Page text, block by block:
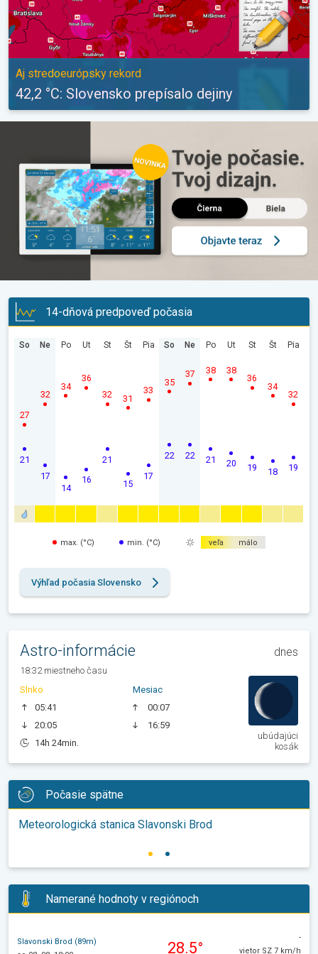
Aj stredoeurópsky rekord
42,2 °C: Slovensko prepísalo dejiny
14-dňová predpoveď počasia
So
21
27
Ne
17
32
Po
14
34
Ut
16
36
St
21
32
Št
15
31
Pia
17
33
So
22
35
Ne
22
37
Po
21
38
Ut
20
38
St
19
36
Št
18
34
Pia
19
32
max. (°C) min. (°C) veľa málo
Výhľad počasia Slovensko
Astro-informácie dnes
18:32 miestneho času
Slnko
05:41
20:05
14h 24min.
Mesiac
00:07
16:59
ubúdajúci
kosák
Počasie spätne
Meteorologická stanica Slavonski Brod
Namerané hodnoty v regiónoch
Slavonski Brod (89m)
28.5°
-
vietor SZ 7 km/h